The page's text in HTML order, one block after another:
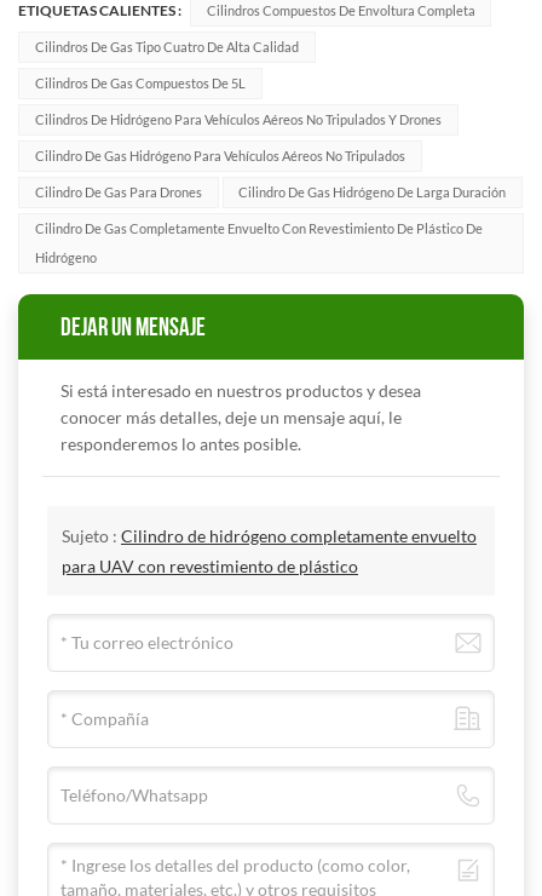
ETIQUETAS CALIENTES : Cilindros Compuestos De Envoltura Completa
Cilindros De Gas Tipo Cuatro De Alta Calidad
Cilindros De Gas Compuestos De 5L
Cilindros De Hidrógeno Para Vehículos Aéreos No Tripulados Y Drones
Cilindro De Gas Hidrógeno Para Vehículos Aéreos No Tripulados
Cilindro De Gas Para Drones Cilindro De Gas Hidrógeno De Larga Duración
Cilindro De Gas Completamente Envuelto Con Revestimiento De Plástico De
Hidrógeno
DEJAR UN MENSAJE
Si está interesado en nuestros productos y desea
conocer más detalles, deje un mensaje aquí, le
responderemos lo antes posible.
Sujeto : Cilindro de hidrógeno completamente envuelto
para UAV con revestimiento de plástico